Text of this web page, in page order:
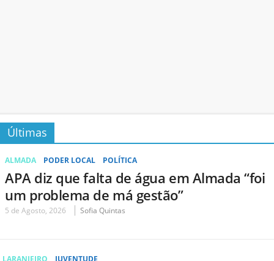
Últimas
ALMADA PODER LOCAL POLÍTICA
APA diz que falta de água em Almada “foi
um problema de má gestão”
5 de Agosto, 2026 Sofia Quintas
LARANJEIRO JUVENTUDE